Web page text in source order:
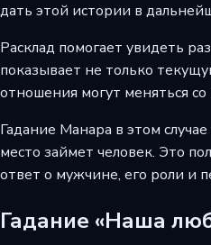
дать этой истории в
Расклад помогает увидеть
показывает не только
отношения могут меняться
Гадание Манара в этом
место займет человек. Это
ответ о мужчине, его роли и
Гадание «Наша